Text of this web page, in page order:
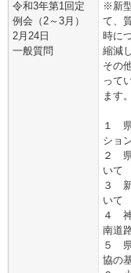
令和3年第1回定
例会（2～3月）
2月24日
一般質問
※新
て、
時に
縮減し
その
って
ます。
１ 県
ショ
２ 県
いて
３ 新
いて
４ 神
南道
５ 県
協の